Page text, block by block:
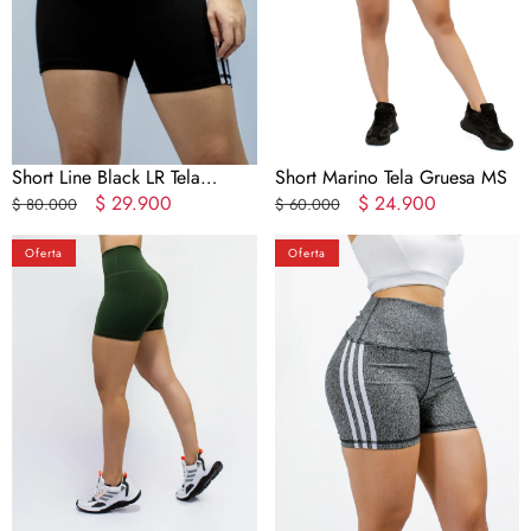
Short Line Black LR Tela
Gruesa
Precio
regular
$ 80.000
Precio
en
oferta
$ 29.900
Short Marino Tela Gruesa MS
Precio
$ 60.000
Precio
en
oferta
$ 24.900
Cachetero
Oliva
Oferta
Cachetero
Line
Oferta